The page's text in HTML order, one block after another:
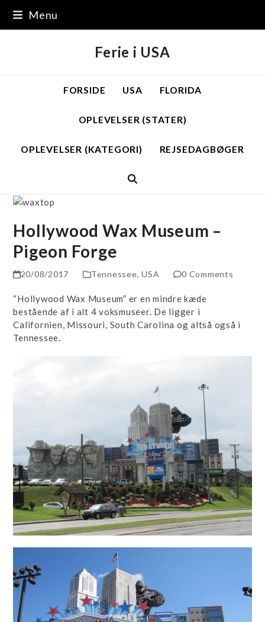
content
Menu
Ferie i USA
FORSIDE USA FLORIDA
OPLEVELSER (STATER)
OPLEVELSER (KATEGORI) REJSEDAGBØGER
Hollywood Wax Museum –
Pigeon Forge
20/08/2017 Tennessee,USA 0 Comments
“Hollywood Wax Museum” er en mindre kæde
bestående af i alt 4 voksmuseer. De ligger i
Californien, Missouri, South Carolina og altså også i
Tennessee.